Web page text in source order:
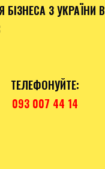
БІЗНЕСА З УКРАЇНИ В
ТЕЛЕФОНУЙТЕ:
093 007 44 14